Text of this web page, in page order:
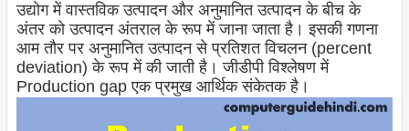
उद्योग में वास्तविक उत्पादन और अनुमानित उत्पादन के बीच के
अंतर को उत्पादन अंतराल के रूप में जाना जाता है। इसकी गणना
आम तौर पर अनुमानित उत्पादन से प्रतिशत विचलन (percent
deviation) के रूप में की जाती है। जीडीपी विश्लेषण में
Production gap एक प्रमुख आर्थिक संकेतक है।